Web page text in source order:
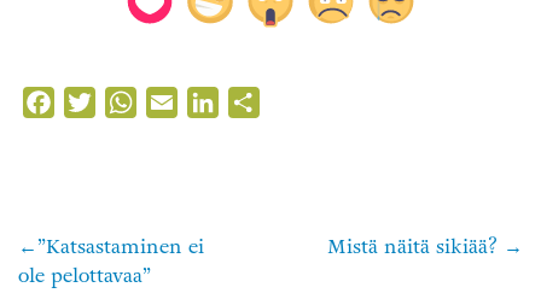
FacebookTwitterWhatsApp
Email LinkedIn
Artikkelien
”Katsastaminen ei
ole pelottavaa”
Mistä näitä sikiää?